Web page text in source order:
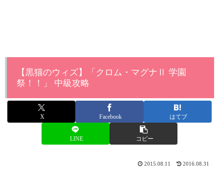
【黒猫のウィズ】「クロム・マグナⅡ 学園
祭！！」 中級攻略
X Facebook はてブ
LINE コピー
2015.08.11 2016.08.31